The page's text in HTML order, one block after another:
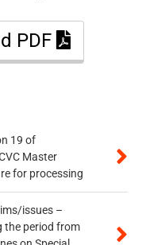
PDF
19 of
Master
for processing
issues –
the period from